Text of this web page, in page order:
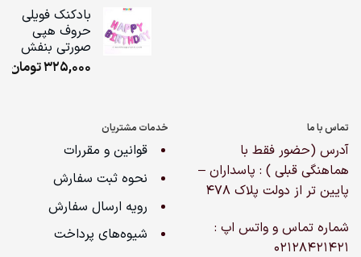
بادکنک فویلی
حروف هپی
صورتی بنفش
325,000تومان
تماس با ما
آدرس (حضور فقط با
هماهنگی قبلی ) : پاسداران –
پایین تر از دولت پلاک ۴۷۸
شماره تماس و واتس اپ :
02128421421
خدمات مشتریان
قوانین و مقررات
نحوه ثبت سفارش
رویه ارسال سفارش
شیوه‌های پرداخت